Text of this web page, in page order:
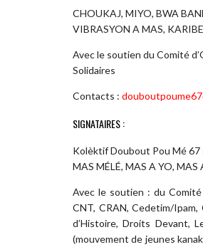
CHOUKAJ, MIYO, BWA
VIBRASYON A MAS,
Avec le soutien du Comité
Solidaires
Contacts : douboutpoume6
SIGNATAIRES :
Kolèktif Doubout Pou Mé 67
MAS MÉLÉ, MAS A YO,
Avec le soutien : du Comité
CNT, CRAN, Cedetim/
d’Histoire, Droits Devant,
(mouvement de jeunes